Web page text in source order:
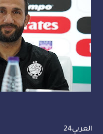
العربي24